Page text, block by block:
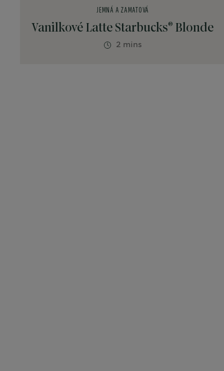
Vanilkové Latte Starbucks® Blonde
JEMNÁ A ZAMATOVÁ
2 mins